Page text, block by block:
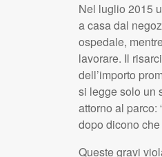
Nel luglio 2015
a casa dal
ospedale,
lavorare. Il
dell’importo
si legge solo un
attorno al
dopo dicono
Queste gravi